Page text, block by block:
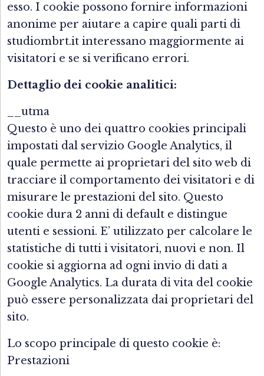
esso. I cookie possono fornire informazioni
anonime per aiutare a capire quali parti di
studiombrt.it interessano maggiormente ai
visitatori e se si verificano errori.
Dettaglio dei cookie analitici:
__utma
Questo è uno dei quattro cookies principali
impostati dal servizio Google Analytics, il
quale permette ai proprietari del sito web di
tracciare il comportamento dei visitatori e di
misurare le prestazioni del sito. Questo
cookie dura 2 anni di default e distingue
utenti e sessioni. E’ utilizzato per calcolare le
statistiche di tutti i visitatori, nuovi e non. Il
cookie si aggiorna ad ogni invio di dati a
Google Analytics. La durata di vita del cookie
può essere personalizzata dai proprietari del
sito.
Lo scopo principale di questo cookie è:
Prestazioni